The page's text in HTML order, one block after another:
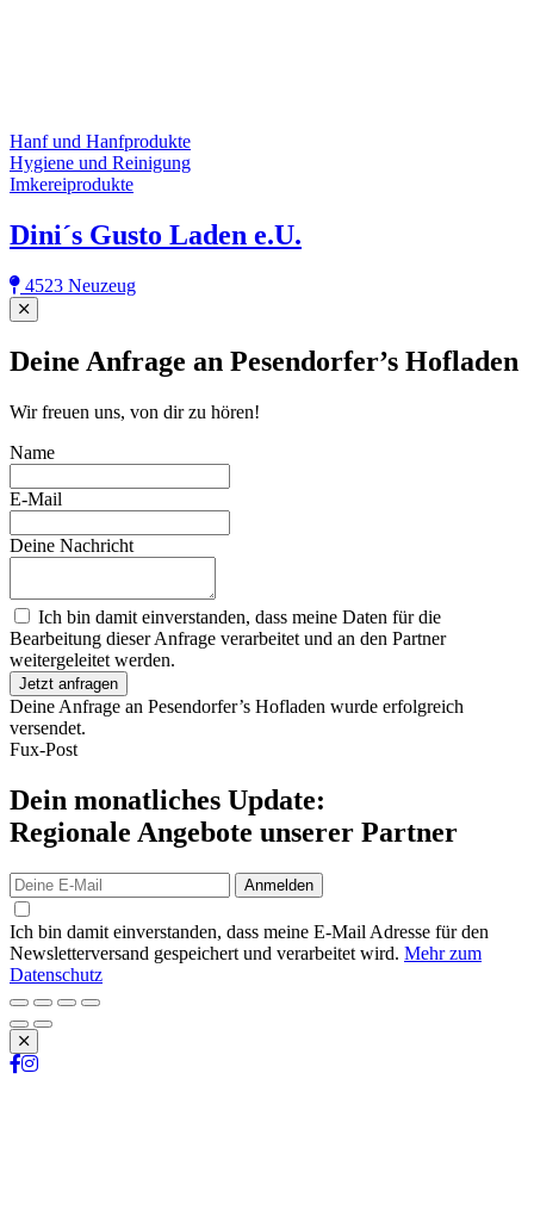
Hanf und Hanfprodukte
Hygiene und Reinigung
Imkereiprodukte
Dini´s Gusto Laden e.U.
4523 Neuzeug
Close
Deine Anfrage an Pesendorfer’s Hofladen
Wir freuen uns, von dir zu hören!
Name
E-Mail
Deine Nachricht
Ich bin damit einverstanden, dass meine Daten für die
Bearbeitung dieser Anfrage verarbeitet und an den Partner
weitergeleitet werden.
Jetzt anfragen
Deine Anfrage an Pesendorfer’s Hofladen wurde erfolgreich
versendet.
Fux-Post
Dein monatliches Update:
Regionale Angebote unserer Partner
Anmelden
Ich bin damit einverstanden, dass meine E-Mail Adresse für den
Newsletterversand gespeichert und verarbeitet wird. Mehr zum
Datenschutz
Schließen